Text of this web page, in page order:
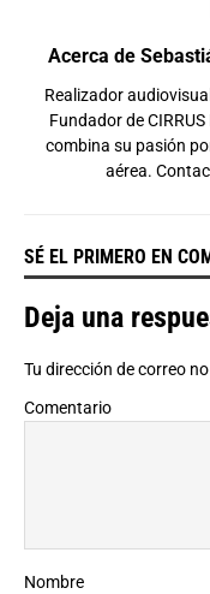
Acerca de
Realizador
Fundador de
combina su pasión
aérea.
SÉ EL PRIMERO EN
Deja una
Tu dirección de correo
Comentario
Nombre